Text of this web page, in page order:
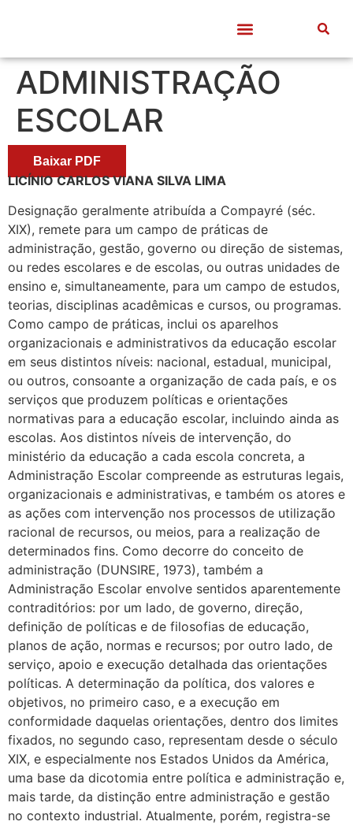
ADMINISTRAÇÃO
ESCOLAR
Baixar PDF
LICÍNIO CARLOS VIANA SILVA LIMA
Designação geralmente atribuída a Compayré (séc.
XIX), remete para um campo de práticas de
administração, gestão, governo ou direção de sistemas,
ou redes escolares e de escolas, ou outras unidades de
ensino e, simultaneamente, para um campo de estudos,
teorias, disciplinas acadêmicas e cursos, ou programas.
Como campo de práticas, inclui os aparelhos
organizacionais e administrativos da educação escolar
em seus distintos níveis: nacional, estadual, municipal,
ou outros, consoante a organização de cada país, e os
serviços que produzem políticas e orientações
normativas para a educação escolar, incluindo ainda as
escolas. Aos distintos níveis de intervenção, do
ministério da educação a cada escola concreta, a
Administração Escolar compreende as estruturas legais,
organizacionais e administrativas, e também os atores e
as ações com intervenção nos processos de utilização
racional de recursos, ou meios, para a realização de
determinados fins. Como decorre do conceito de
administração (DUNSIRE, 1973), também a
Administração Escolar envolve sentidos aparentemente
contraditórios: por um lado, de governo, direção,
definição de políticas e de filosofias de educação,
planos de ação, normas e recursos; por outro lado, de
serviço, apoio e execução detalhada das orientações
políticas. A determinação da política, dos valores e
objetivos, no primeiro caso, e a execução em
conformidade daquelas orientações, dentro dos limites
fixados, no segundo caso, representam desde o século
XIX, e especialmente nos Estados Unidos da América,
uma base da dicotomia entre política e administração e,
mais tarde, da distinção entre administração e gestão
no contexto industrial. Atualmente, porém, registra-se